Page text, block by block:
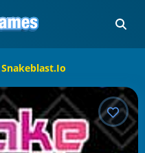
Snakeblast.io